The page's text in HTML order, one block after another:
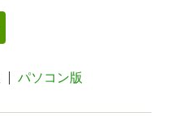
パソコン版